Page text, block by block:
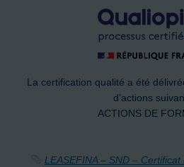
La certification qualité a été
d’actions
ACTIONS DE
LEASEFINA – SND –